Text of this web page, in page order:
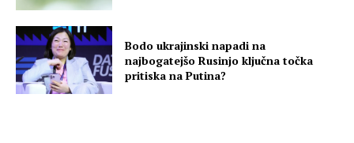
Bodo ukrajinski napadi na
najbogatejšo Rusinjo ključna točka
pritiska na Putina?